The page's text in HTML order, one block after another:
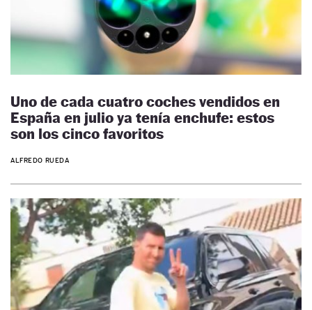
Uno de cada cuatro coches vendidos en
España en julio ya tenía enchufe: estos
son los cinco favoritos
ALFREDO RUEDA